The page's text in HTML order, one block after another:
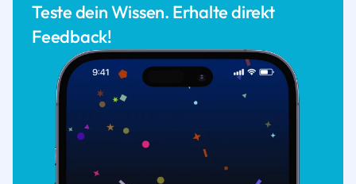
Teste dein Wissen. Erhalte direkt
Feedback!